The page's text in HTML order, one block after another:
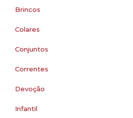
Brincos
Colares
Conjuntos
Correntes
Devoção
Infantil